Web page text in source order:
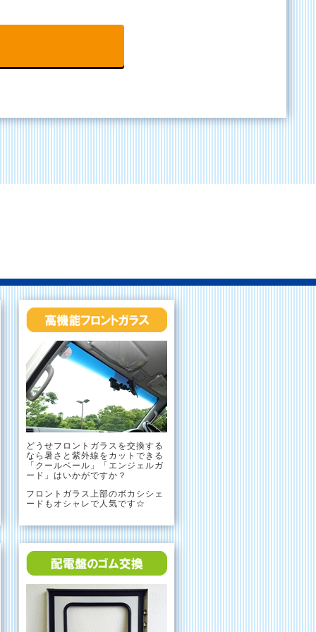
どうせフロントガラスを交換する
なら暑さと紫外線をカットできる
「クールベール」「エンジェルガ
ード」はいかがですか？
フロントガラス上部のボカシシェ
ードもオシャレで人気です☆